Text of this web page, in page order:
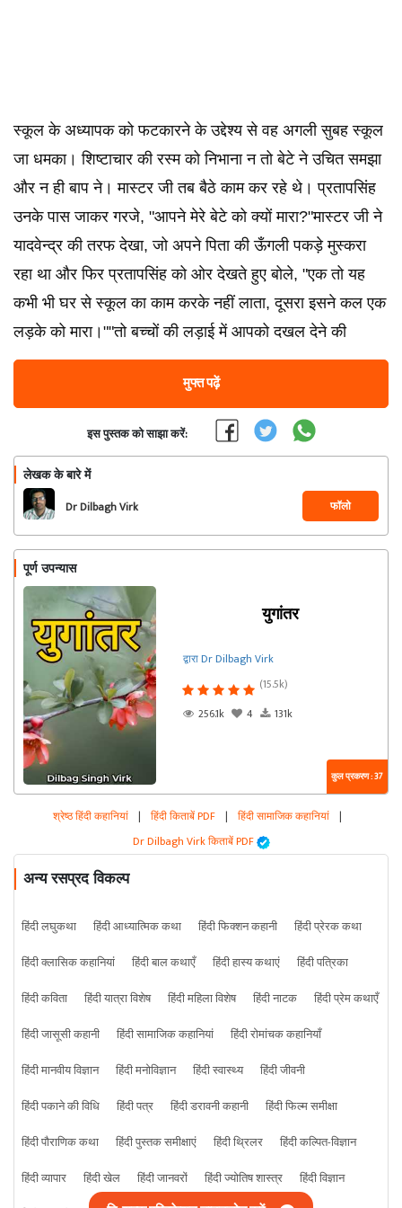
स्कूल के अध्यापक को फटकारने के उद्देश्य से वह अगली सुबह स्कूल
जा धमका। शिष्टाचार की रस्म को निभाना न तो बेटे ने उचित समझा
और न ही बाप ने। मास्टर जी तब बैठे काम कर रहे थे। प्रतापसिंह
उनके पास जाकर गरजे, "आपने मेरे बेटे को क्यों मारा?"मास्टर जी ने
यादवेन्द्र की तरफ देखा, जो अपने पिता की ऊँगली पकड़े मुस्करा
रहा था और फिर प्रतापसिंह को ओर देखते हुए बोले, "एक तो यह
कभी भी घर से स्कूल का काम करके नहीं लाता, दूसरा इसने कल एक
लड़के को मारा।""तो बच्चों की लड़ाई में आपको दखल देने की
मुफ्त पढ़ें
इस पुस्तक को साझा करें:
लेखक के बारे में
Dr Dilbagh Virk फॉलो
पूर्ण उपन्यास
युगांतर
द्वारा Dr Dilbagh Virk
(15.5k)
256.1k
4 131k
कुल प्रकरण : 37
श्रेष्ठ हिंदी कहानियां | हिंदी किताबें PDF | हिंदी सामाजिक कहानियां |
Dr Dilbagh Virk किताबें PDF
अन्य रसप्रद विकल्प
हिंदी लघुकथा हिंदी आध्यात्मिक कथा हिंदी फिक्शन कहानी
हिंदी प्रेरक कथा
हिंदी क्लासिक कहानियां
हिंदी बाल कथाएँ हिंदी हास्य कथाएं
हिंदी पत्रिका
हिंदी कविता
हिंदी यात्रा विशेष हिंदी महिला विशेष हिंदी नाटक
हिंदी प्रेम कथाएँ
हिंदी जासूसी कहानी
हिंदी सामाजिक कहानियां
हिंदी रोमांचक कहानियाँ
हिंदी मानवीय विज्ञान
हिंदी मनोविज्ञान हिंदी स्वास्थ्य
हिंदी जीवनी
हिंदी पकाने की विधि
हिंदी पत्र हिंदी डरावनी कहानी
हिंदी फिल्म समीक्षा
हिंदी पौराणिक कथा
हिंदी पुस्तक समीक्षाएं हिंदी थ्रिलर
हिंदी कल्पित-विज्ञान
हिंदी व्यापार
हिंदी खेल हिंदी जानवरों हिंदी ज्योतिष शास्त्र
हिंदी विज्ञान